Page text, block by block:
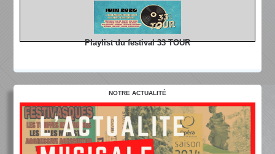
Playlist du festival 33 TOUR
NOTRE ACTUALITÉ